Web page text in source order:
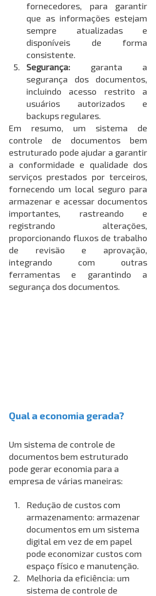
fornecedores, para garantir
que as informações estejam
sempre atualizadas e
disponíveis de forma
consistente.
Segurança: garanta a
segurança dos documentos,
incluindo acesso restrito a
usuários autorizados e
backups regulares.
Em resumo, um sistema de
controle de documentos bem
estruturado pode ajudar a garantir
a conformidade e qualidade dos
serviços prestados por terceiros,
fornecendo um local seguro para
armazenar e acessar documentos
importantes, rastreando e
registrando alterações,
proporcionando fluxos de trabalho
de revisão e aprovação,
integrando com outras
ferramentas e garantindo a
segurança dos documentos.
Qual a economia gerada?
Um sistema de controle de
documentos bem estruturado
pode gerar economia para a
empresa de várias maneiras:
Redução de custos com
armazenamento: armazenar
documentos em um sistema
digital em vez de em papel
pode economizar custos com
espaço físico e manutenção.
Melhoria da eficiência: um
sistema de controle de